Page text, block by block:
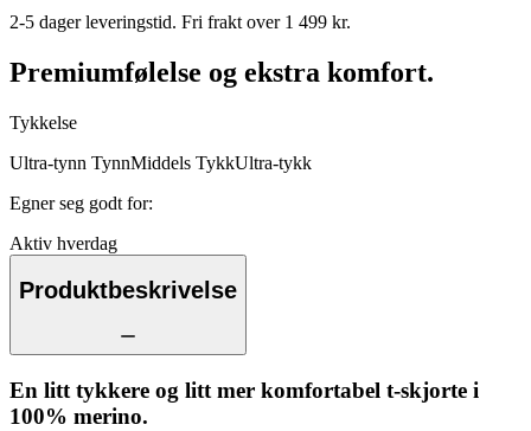
2-5 dager leveringstid. Fri frakt over 1 499 kr.
Premiumfølelse og ekstra komfort.
Tykkelse
Ultra-tynn TynnMiddels TykkUltra-tykk
Egner seg godt for:
Aktiv hverdag
Produktbeskrivelse
En litt tykkere og litt mer komfortabel t-skjorte i
100% merino.